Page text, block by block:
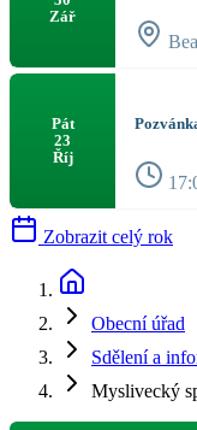
Zář
Pát
23
Říj
Zobrazit celý rok
Obecní úřad
Sdělení a
Myslivecký